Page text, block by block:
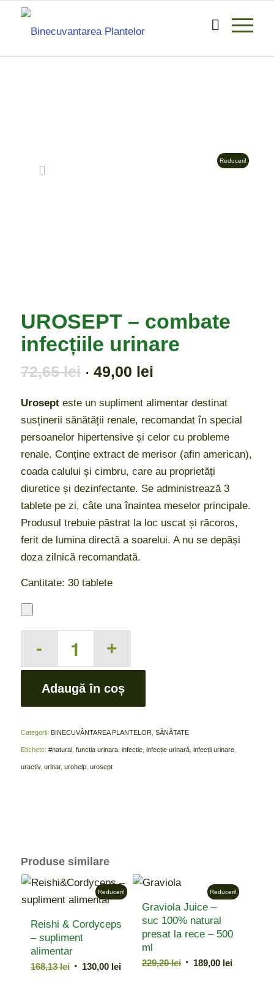
Reduceri!
UROSEPT – combate
infecțiile urinare
72,65lei Prețul
a
fost:
72,65 lei.
49,00 leiPrețul
este:
49,00 lei.
Urosepteste un supliment alimentar destinat
susținerii sănătății renale, recomandat în special
persoanelor hipertensive și celor cu probleme
renale. Conține extract de merisor (afin american),
coada calului și cimbru, care au proprietăți
diuretice și dezinfectante. Se administrează 3
tablete pe zi, câte una înaintea meselor principale.
Produsul trebuie păstrat la loc uscat și răcoros,
ferit de lumina directă a soarelui. A nu se depăși
doza zilnică recomandată.
Cantitate: 30 tablete
Adaugă în coș
Categorii: BINECUVÂNTAREA PLANTELOR SĂNĂTATE
Etichete: #natural, functia urinara, infectie, infecție urinară, infecții urinare,
uractiv, urinar, urohelp, urosept
Produse similare
Reishi & Cordyceps
– supliment
alimentar
168,13lei Prețul
130,00 leiPrețul
Reduceri!
Graviola Juice –
suc 100% natural
presat la rece – 500
ml
229,20lei Prețul
189,00 leiPrețul
Reduceri!